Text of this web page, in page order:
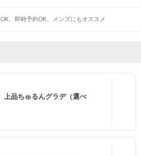
即時予約OK メンズにもオススメ
上品ちゅるんグラデ（選べ